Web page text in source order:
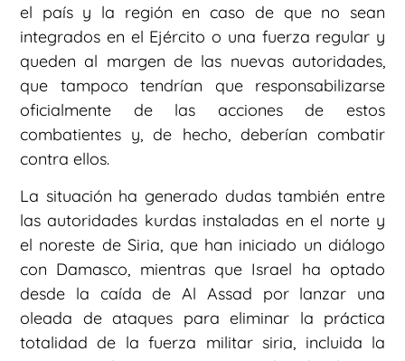
el país y la región en caso de que no sean
integrados en el Ejército o una fuerza regular y
queden al margen de las nuevas autoridades,
que tampoco tendrían que responsabilizarse
oficialmente de las acciones de estos
combatientes y, de hecho, deberían combatir
contra ellos.
La situación ha generado dudas también entre
las autoridades kurdas instaladas en el norte y
el noreste de Siria, que han iniciado un diálogo
con Damasco, mientras que Israel ha optado
desde la caída de Al Assad por lanzar una
oleada de ataques para eliminar la práctica
totalidad de la fuerza militar siria, incluida la